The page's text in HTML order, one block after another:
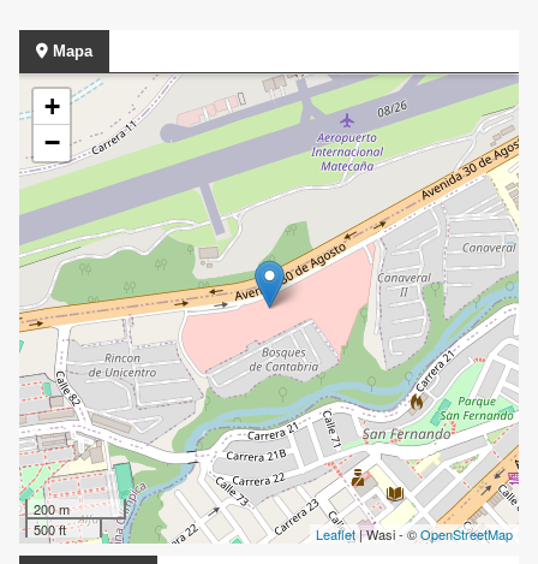
Mapa
+
−
200 m
500 ft
Leaflet| Wasi - ©OpenStreetMap